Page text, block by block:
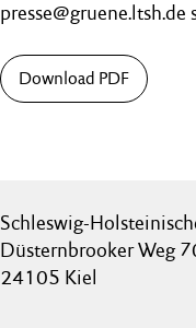
Download PDF
Schleswig-
Düsternbrooker Weg
24105 Kiel